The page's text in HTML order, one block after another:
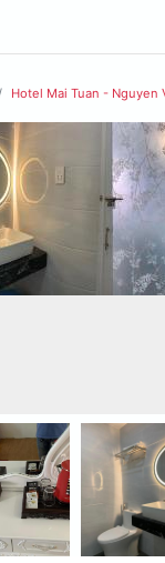
Hotel Mai Tuan - Nguyen